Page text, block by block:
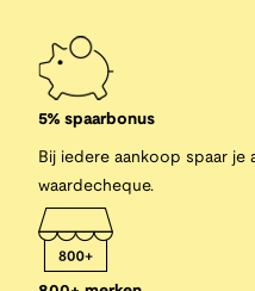
5% spaarbonus
Bij iedere aankoop spaar je
waardecheque.